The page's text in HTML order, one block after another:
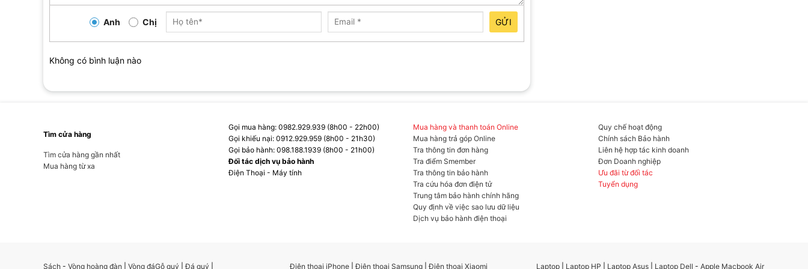
từ chính bản thân. Bà tận hưởng sự bình yên, tìm niềm vui bên đại gia đình hơn 40 thành viên, luôn quây quần trong
những dịp đặc biệt. Với Maye, chăm sóc lẫn nhau là cách để lan tỏa điều tốt đẹp, giúp mọi người cùng thăng hoa.
MỤC LỤC
Anh Chị GỬI
Không có bình luận nào
Tìm cửa hàng
Tìm cửa hàng gần nhất
Mua hàng từ xa
Gọi mua hàng: 0982.929.939 (8h00 - 22h00)
Gọi khiếu nại: 0912.929.959 (8h00 - 21h30)
Gọi bảo hành: 098.188.1939 (8h00 - 21h00)
Đối tác dịch vụ bảo hành
Điện Thoại - Máy tính
Mua hàng và thanh toán Online
Mua hàng trả góp Online
Tra thông tin đơn hàng
Tra điểm Smember
Tra thông tin bảo hành
Tra cứu hóa đơn điện tử
Trung tâm bảo hành chính hãng
Quy định về việc sao lưu dữ liệu
Dịch vụ bảo hành điện thoại
Quy chế hoạt động
Chính sách Bảo hành
Liên hệ hợp tác kinh doanh
Đơn Doanh nghiệp
Ưu đãi từ đối tác
Tuyển dụng
Sách - Vòng hoàng đàn Vòng đáGỗ quý |Đá quý Điện thoại iPhone |Điện thoại Samsung |Điện thoại Xiaomi Laptop Laptop HP Laptop Asus Laptop Dell - Apple Macbook Air